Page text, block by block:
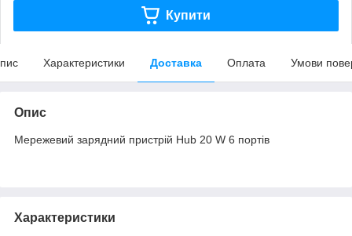
Купити
Характеристики Доставка Оплата Умови
Опис
Мережевий зарядний пристрій Hub 20 W 6 портів
Характеристики